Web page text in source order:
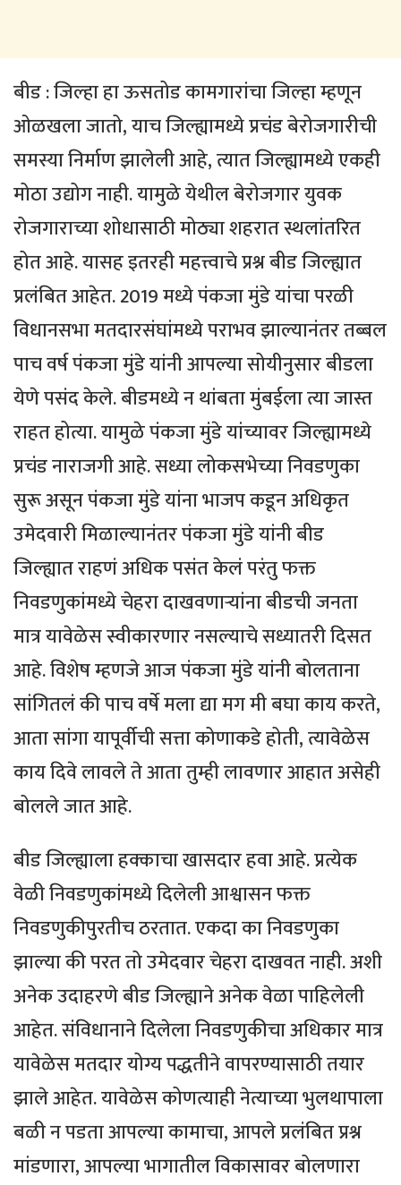
बीड : जिल्हा हा ऊसतोड कामगारांचा जिल्हा म्हणून
ओळखला जातो, याच जिल्ह्यामध्ये प्रचंड बेरोजगारीची
समस्या निर्माण झालेली आहे, त्यात जिल्ह्यामध्ये एकही
मोठा उद्योग नाही. यामुळे येथील बेरोजगार युवक
रोजगाराच्या शोधासाठी मोठ्या शहरात स्थलांतरित
होत आहे. यासह इतरही महत्त्वाचे प्रश्न बीड जिल्ह्यात
प्रलंबित आहेत. 2019 मध्ये पंकजा मुंडे यांचा परळी
विधानसभा मतदारसंघांमध्ये पराभव झाल्यानंतर तब्बल
पाच वर्ष पंकजा मुंडे यांनी आपल्या सोयीनुसार बीडला
येणे पसंद केले. बीडमध्ये न थांबता मुंबईला त्या जास्त
राहत होत्या. यामुळे पंकजा मुंडे यांच्यावर जिल्ह्यामध्ये
प्रचंड नाराजगी आहे. सध्या लोकसभेच्या निवडणुका
सुरू असून पंकजा मुंडे यांना भाजप कडून अधिकृत
उमेदवारी मिळाल्यानंतर पंकजा मुंडे यांनी बीड
जिल्ह्यात राहणं अधिक पसंत केलं परंतु फक्त
निवडणुकांमध्ये चेहरा दाखवणाऱ्यांना बीडची जनता
मात्र यावेळेस स्वीकारणार नसल्याचे सध्यातरी दिसत
आहे. विशेष म्हणजे आज पंकजा मुंडे यांनी बोलताना
सांगितलं की पाच वर्षे मला द्या मग मी बघा काय करते,
आता सांगा यापूर्वीची सत्ता कोणाकडे होती, त्यावेळेस
काय दिवे लावले ते आता तुम्ही लावणार आहात असेही
बोलले जात आहे.
बीड जिल्ह्याला हक्काचा खासदार हवा आहे. प्रत्येक
वेळी निवडणुकांमध्ये दिलेली आश्वासन फक्त
निवडणुकीपुरतीच ठरतात. एकदा का निवडणुका
झाल्या की परत तो उमेदवार चेहरा दाखवत नाही. अशी
अनेक उदाहरणे बीड जिल्ह्याने अनेक वेळा पाहिलेली
आहेत. संविधानाने दिलेला निवडणुकीचा अधिकार मात्र
यावेळेस मतदार योग्य पद्धतीने वापरण्यासाठी तयार
झाले आहेत. यावेळेस कोणत्याही नेत्याच्या भुलथापाला
बळी न पडता आपल्या कामाचा, आपले प्रलंबित प्रश्न
मांडणारा, आपल्या भागातील विकासावर बोलणारा